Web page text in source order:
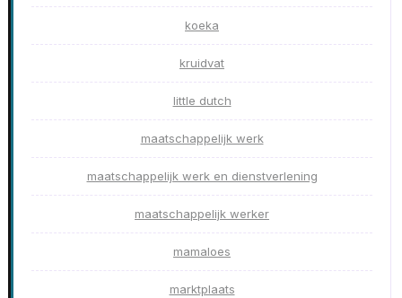
koeka
kruidvat
little dutch
maatschappelijk werk
maatschappelijk werk en dienstverlening
maatschappelijk werker
mamaloes
marktplaats